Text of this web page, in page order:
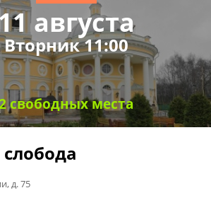
11 августа
Вторник 11:00
свободных места
д. 75